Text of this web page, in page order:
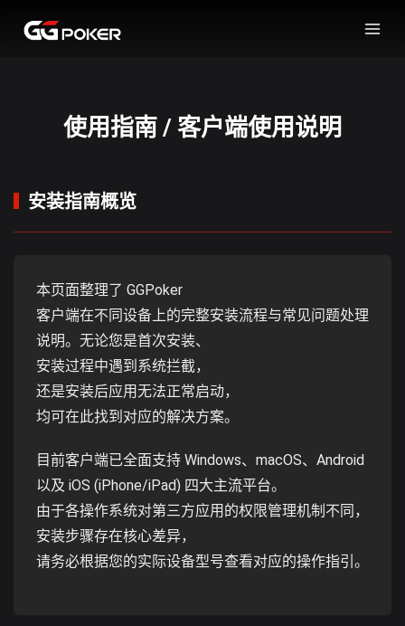
使用指南 / 客户端使用说明
安装指南概览
本页面整理了 GGPoker
客户端在不同设备上的完整安装流程与常见问题处理
说明。无论您是首次安装、
安装过程中遇到系统拦截，
还是安装后应用无法正常启动，
均可在此找到对应的解决方案。
目前客户端已全面支持 Windows、macOS、Android
以及 iOS (iPhone/iPad) 四大主流平台。
由于各操作系统对第三方应用的权限管理机制不同，
安装步骤存在核心差异，
请务必根据您的实际设备型号查看对应的操作指引。